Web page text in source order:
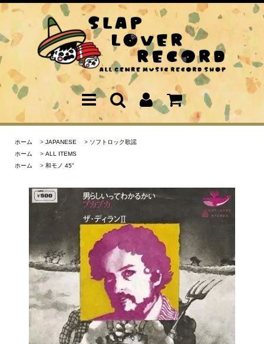
ホーム > JAPANESE > ソフトロック歌謡
ホーム
> ALL ITEMS
ホーム
> 和モノ 45"